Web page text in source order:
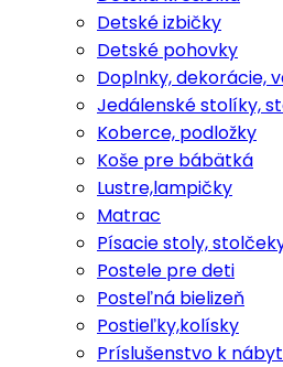
Detské izbičky
Detské pohovky
Doplnky, dekorácie,
Jedálenské stolíky,
Koberce, podložky
Koše pre bábätká
Lustre,lampičky
Matrac
Písacie stoly,
Postele pre deti
Posteľná bielizeň
Postieľky,kolísky
Príslušenstvo k